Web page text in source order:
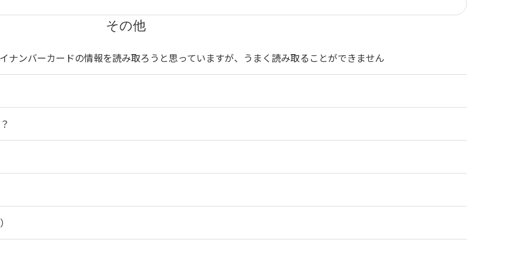
その他
ナンバーカードの情報を読み取ろうと思っていますが、うまく読み取ることができません